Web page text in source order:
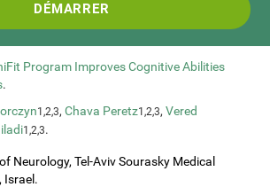
DÉMARRER
Program Improves Cognitive Abilities
.
1,2,3,Chava Peretz1,2,3,Vered
1,2,3.
Neurology, Tel-Aviv Sourasky Medical
Israel.